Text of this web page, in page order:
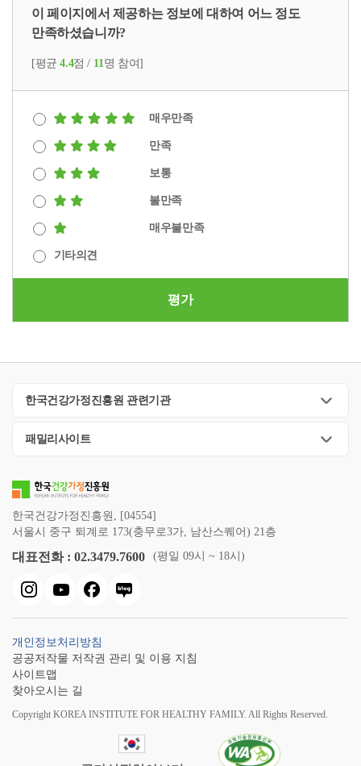
이 페이지에서 제공하는 정보에 대하여 어느 정도
만족하셨습니까?
[평균4.4점 / 11명 참여]
매우만족
만족
보통
불만족
매우불만족
기타의견
평가
한국건강가정진흥원 관련기관
패밀리사이트
한국건강가정진흥원, [04554]
서울시 중구 퇴계로 173(충무로3가, 남산스퀘어) 21층
대표전화 : 02.3479.7600 (평일 09시 ~ 18시)
개인정보처리방침
공공저작물 저작권 관리 및 이용 지침
사이트맵
찾아오시는 길
Copyright KOREA INSTITUTE FOR HEALTHY FAMILY. All Rights Reserved.